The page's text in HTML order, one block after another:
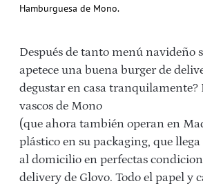
Hamburguesa de Mono.
Después de tanto menú navideño
apetece una buena burger de
degustar en casa tranquilamente?
vascos de Mono
(que ahora también operan en
plástico en su packaging, que
al domicilio en perfectas
delivery de Glovo. Todo el papel y